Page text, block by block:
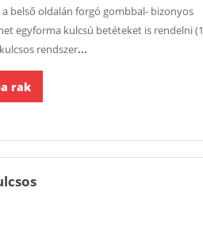
belső oldalán forgó gombbal- bizonyos
egyforma kulcsú betéteket is rendelni (1
rendszer...
rak